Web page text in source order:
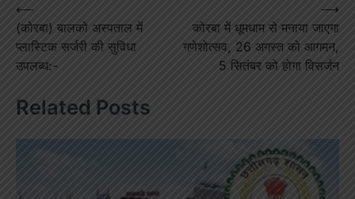
Post
navigation
⟵
(कोरबा) बालको अस्पताल में
प्लास्टिक सर्जरी की सुविधा
उपलब्ध:-
कोरबा में धूमधाम से मनाया जाएगा
गणेशोत्सव, 26 अगस्त को आगमन,
5 सितंबर को होगा विसर्जन
⟶
Related Posts